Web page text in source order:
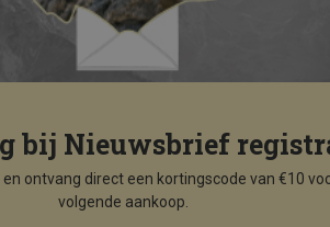
bij Nieuwsbrief
en ontvang direct een kortingscode van €10
volgende aankoop.